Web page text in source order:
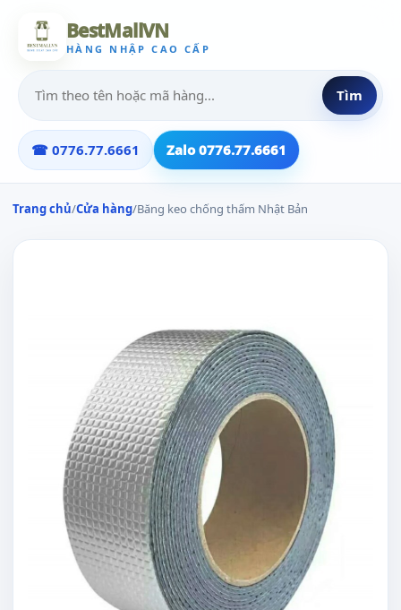
BestMallVN
HÀNG NHẬP CAO CẤP
Tìm
☎ 0776.77.6661 Zalo 0776.77.6661
Trang chủ/Cửa hàng/Băng keo chống thấm Nhật Bản